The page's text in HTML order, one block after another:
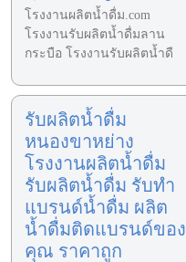
โรงงานผลิตน้ำดื่ม.com
โรงงานรับผลิตน้ำดื่มลาน
กระบือ โรงงานรับผลิตน้ำดื
รับผลิตน้ำดื่ม
หนองขาหย่าง
โรงงานผลิตน้ำดื่ม
รับผลิตน้ำดื่ม รับทำ
แบรนด์น้ำดื่ม ผลิต
น้ำดื่มติดแบรนด์ของ
คุณ ราคาถูก